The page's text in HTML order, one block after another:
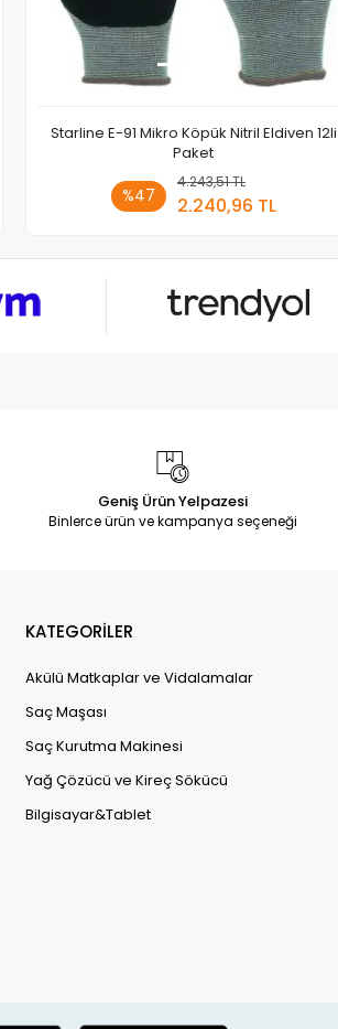
Starline E-91 Mikro Köpük Nitril Eldiven 12li
Paket
%47
4.243,51 TL
2.240,96 TL
Sepete Ekle
Geniş Ürün Yelpazesi
Binlerce ürün ve kampanya seçeneği
KATEGORİLER
Akülü Matkaplar ve Vidalamalar
Saç Maşası
Saç Kurutma Makinesi
Yağ Çözücü ve Kireç Sökücü
Bilgisayar&Tablet